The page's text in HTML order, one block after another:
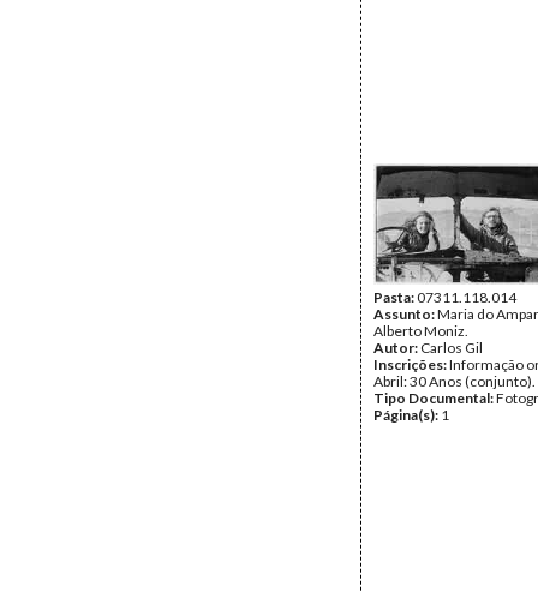
Pasta:07311.118.014
Assunto:Maria do
Alberto Moniz.
Autor: Carlos Gil
Inscrições:Informação
Abril: 30 Anos (conjunto).
Tipo Documental:
Página(s): 1